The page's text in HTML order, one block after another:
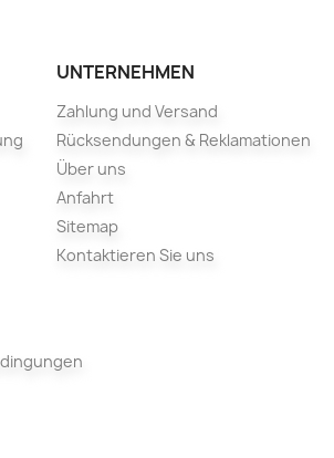
UNTERNEHMEN
Zahlung und Versand
Rücksendungen & Reklamationen
Über uns
Anfahrt
Sitemap
Kontaktieren Sie uns